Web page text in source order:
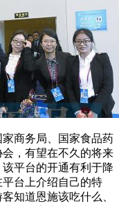
商务局、国家食品药
，有望在不久的将来
平台的开通有利于降
台上介绍自己的特
知道恩施该吃什么、